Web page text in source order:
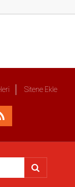
Sitene Ekle